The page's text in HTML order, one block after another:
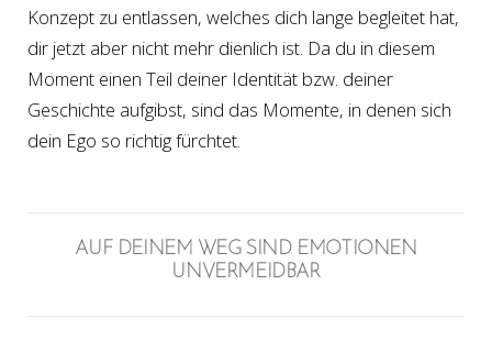
Konzept zu entlassen, welches dich lange begleitet hat,
dir jetzt aber nicht mehr dienlich ist. Da du in diesem
Moment einen Teil deiner Identität bzw. deiner
Geschichte aufgibst, sind das Momente, in denen sich
dein Ego so richtig fürchtet.
AUF DEINEM WEG SIND EMOTIONEN
UNVERMEIDBAR